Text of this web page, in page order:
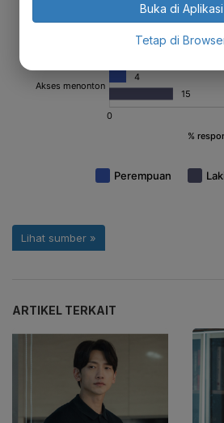
ARTIKEL TERKAIT
Buka di Aplikasi
Tetap di